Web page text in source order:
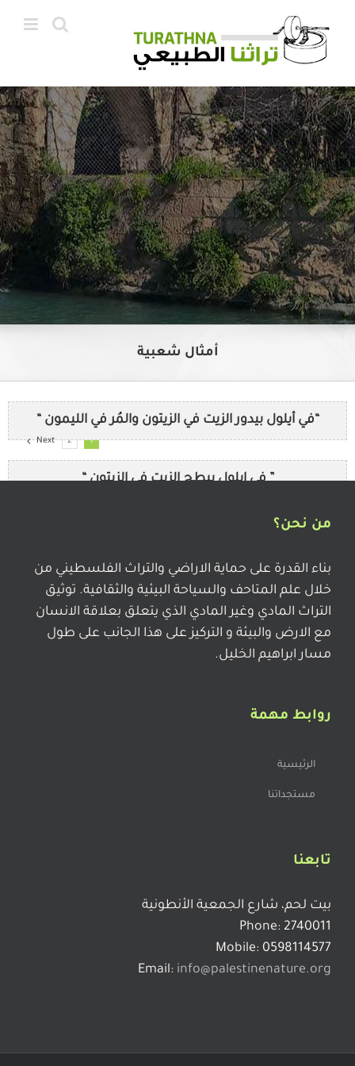
content
أمثال شعبية
“في أيلول بيدور الزيت في الزيتون والمُر في الليمون “
” في ايلول بيطح الزيت في الزيتون “
في اخر ايلول الصيف بيزول
الطول طول نخلة ، والعقل عقل صخلة
اللي في القدر تطلعه الملاس
إن فاتك الميلاد خلّي عدساتك للولاد
1
2
Next
من نحن؟
بناء القدرة على حماية الاراضي والتراث الفلسطيني من
خلال علم المتاحف والسياحة البيئية والثقافية. توثيق
التراث المادي وغير المادي الذي يتعلق بعلاقة الانسان
مع الارض والبيئة و التركيز على هذا الجانب على طول
مسار ابراهيم الخليل.
روابط مهمة
الرئيسية
مستجداتنا
تابعنا
بيت لحم، شارع الجمعية الأنطونية
Phone: 2740011
Mobile: 0598114577
Email: info@palestinenature.org